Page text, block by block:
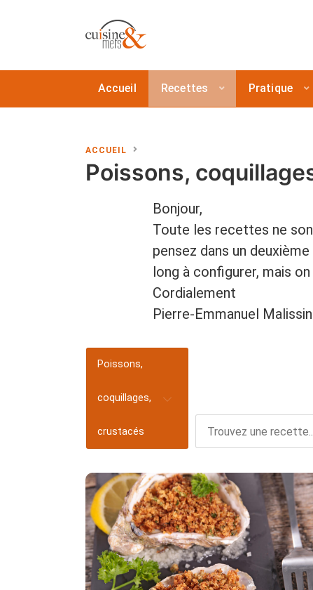
Accueil Recettes Pratique
ACCUEIL
Poissons,
Bonjour,
Toute les recettes ne
pensez dans un
long à configurer, mais
Cordialement
Pierre-Emmanuel Malissin
Poissons,
coquillages,
crustacés